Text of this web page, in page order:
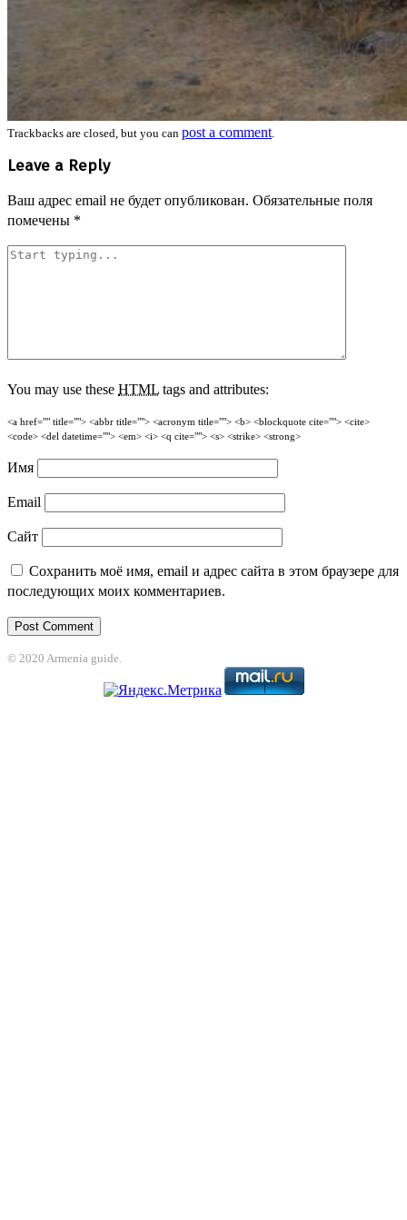
Trackbacks are closed, but you can post a comment.
Leave a Reply
Ваш адрес email не будет опубликован. Обязательные поля
помечены *
You may use these HTML tags and attributes:
<a href="" title=""> <abbr title=""> <acronym title=""> <b> <blockquote cite=""> <cite>
<code> <del datetime=""> <em> <i> <q cite=""> <s> <strike> <strong>
Имя
Email
Сайт
Сохранить моё имя, email и адрес сайта в этом браузере для
последующих моих комментариев.
© 2020 Armenia guide.